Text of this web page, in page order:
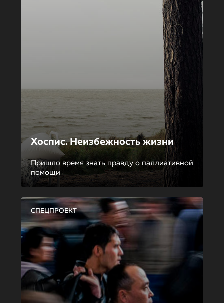
Хоспис. Неизбежность жизни
Пришло время знать правду о паллиативной
помощи
СПЕЦПРОЕКТ